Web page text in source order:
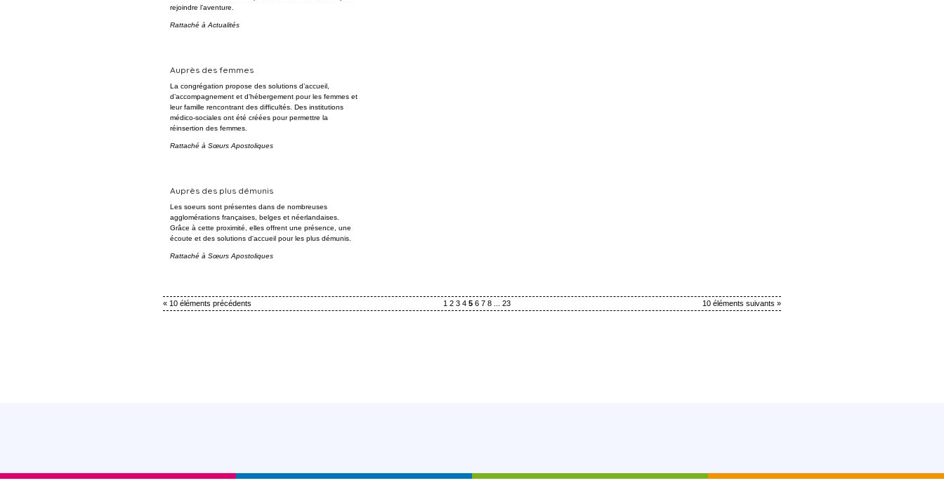
rejoindre l’aventure.
Rattaché à Actualités
Auprès des femmes
La congrégation propose des solutions d’accueil,
d’accompagnement et d’hébergement pour les femmes et
leur famille rencontrant des difficultés. Des institutions
médico-sociales ont été créées pour permettre la
réinsertion des femmes.
Rattaché à Sœurs Apostoliques
Auprès des plus démunis
Les soeurs sont présentes dans de nombreuses
agglomérations françaises, belges et néerlandaises.
Grâce à cette proximité, elles offrent une présence, une
écoute et des solutions d'accueil pour les plus démunis.
Rattaché à Sœurs Apostoliques
« 10 éléments précédents 10 éléments suivants »
1 2 3 4 5 6 7 8 23